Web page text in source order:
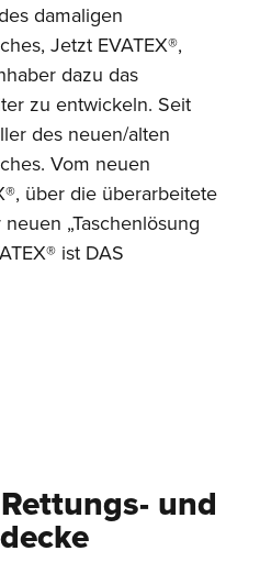
damaligen
Jetzt EVATEX®,
dazu das
zu entwickeln. Seit
des neuen/alten
Vom neuen
über die überarbeitete
„Taschenlösung
ist DAS
und